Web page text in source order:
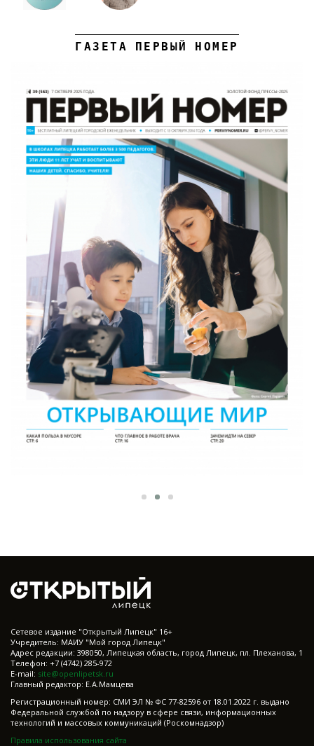
ГАЗЕТА ПЕРВЫЙ НОМЕР
Cетевое издание "Открытый Липецк" 16+
Учредитель: МАИУ "Мой город Липецк"
Адрес редакции: 398050, Липецкая область, город Липецк, пл. Плеханова, 1
Телефон: +7 (4742) 285-972
E-mail: site@openlipetsk.ru
Главный редактор: Е.А.Мамцева
Регистрационный номер: СМИ ЭЛ № ФС 77-82596 от 18.01.2022 г. выдано
Федеральной службой по надзору в сфере связи, информационных
технологий и массовых коммуникаций (Роскомнадзор)
Правила использования сайта